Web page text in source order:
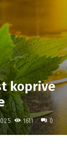
koprive
1611 0